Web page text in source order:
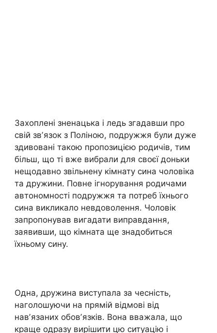
Захоплені зненацька і ледь згадавши про
свій звʼязок з Поліною, подружжя були дуже
здивовані такою пропозицією родичів, тим
більш, що ті вже вибрали для своєї доньки
нещодавно звільнену кімнату сина чоловіка
та дружини. Повне ігнорування родичами
автономності подружжя та потреб їхнього
сина викликало невдоволення. Чоловік
запропонував вигадати виправдання,
заявивши, що кімната ще знадобиться
їхньому сину.
Одна, дружина виступала за чесність,
наголошуючи на прямій відмові від
навʼязаних обовʼязків. Вона вважала, що
краще одразу вирішити цю ситуацію і